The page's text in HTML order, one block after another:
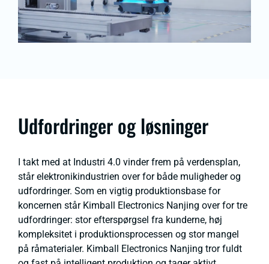
Udfordringer og løsninger
I takt med at Industri 4.0 vinder frem på verdensplan,
står elektronikindustrien over for både muligheder og
udfordringer. Som en vigtig produktionsbase for
koncernen står Kimball Electronics Nanjing over for tre
udfordringer: stor efterspørgsel fra kunderne, høj
kompleksitet i produktionsprocessen og stor mangel
på råmaterialer. Kimball Electronics Nanjing tror fuldt